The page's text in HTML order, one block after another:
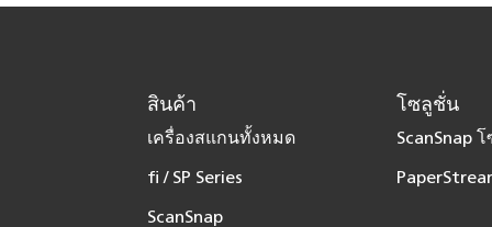
สินค้า
เครื่องสแกนทั้งหมด
fi / SP Series
ScanSnap
โซลูชั่น
ScanSnap